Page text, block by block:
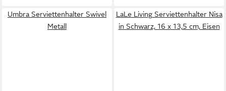
Umbra Serviettenhalter Swivel
Metall
LaLe Living Serviettenhalter Nisa
in Schwarz, 16 x 13,5 cm, Eisen